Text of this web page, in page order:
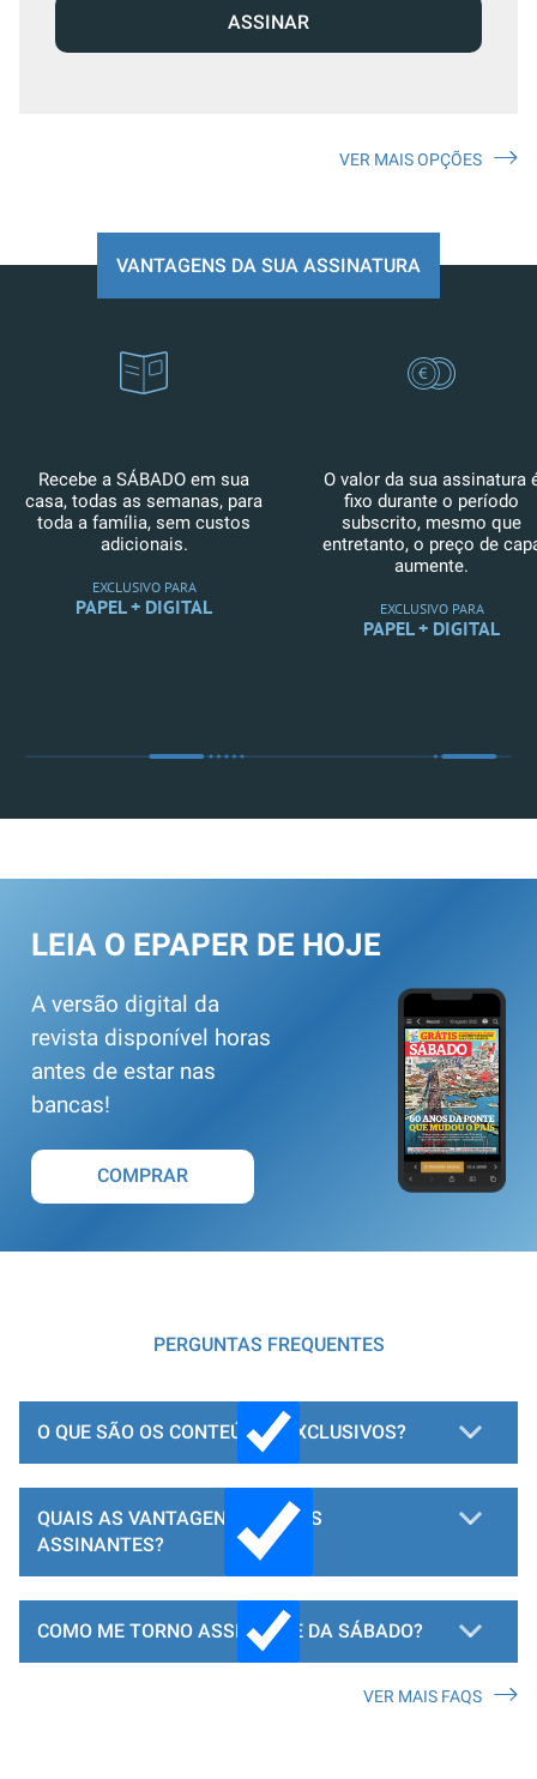
ASSINAR
VER MAIS OPÇÕES
VANTAGENS DA SUA ASSINATURA
Recebe a SÁBADO em sua
casa, todas as semanas, para
toda a família, sem custos
adicionais.
EXCLUSIVO PARA
PAPEL + DIGITAL
O valor da sua assinatura
fixo durante o período
subscrito, mesmo que
entretanto, o preço de
aumente.
EXCLUSIVO PARA
PAPEL + DIGITAL
LEIA O EPAPER DE HOJE
A versão digital da
revista disponível horas
antes de estar nas
bancas!
COMPRAR
PERGUNTAS FREQUENTES
O QUE SÃO OS CONTEÚDOS EXCLUSIVOS?
QUAIS AS VANTAGENS PARA OS
ASSINANTES?
COMO ME TORNO ASSINANTE DA SÁBADO?
VER MAIS FAQS